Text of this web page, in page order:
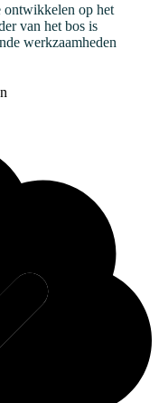
ontwikkelen op het
van het bos is
werkzaamheden